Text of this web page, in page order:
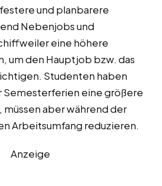
und planbarere
Nebenjobs und
eine höhere
um den Hauptjob bzw. das
Studenten haben
Semesterferien eine größere
aber während der
Arbeitsumfang reduzieren.
Anzeige